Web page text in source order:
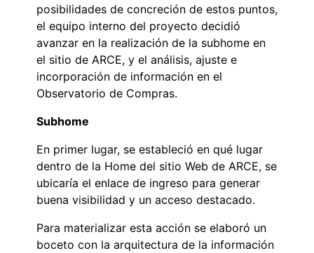
posibilidades de concreción de estos puntos,
el equipo interno del proyecto decidió
avanzar en la realización de la subhome en
el sitio de ARCE, y el análisis, ajuste e
incorporación de información en el
Observatorio de Compras.
Subhome
En primer lugar, se estableció en qué lugar
dentro de la Home del sitio Web de ARCE, se
ubicaría el enlace de ingreso para generar
buena visibilidad y un acceso destacado.
Para materializar esta acción se elaboró un
boceto con la arquitectura de la información